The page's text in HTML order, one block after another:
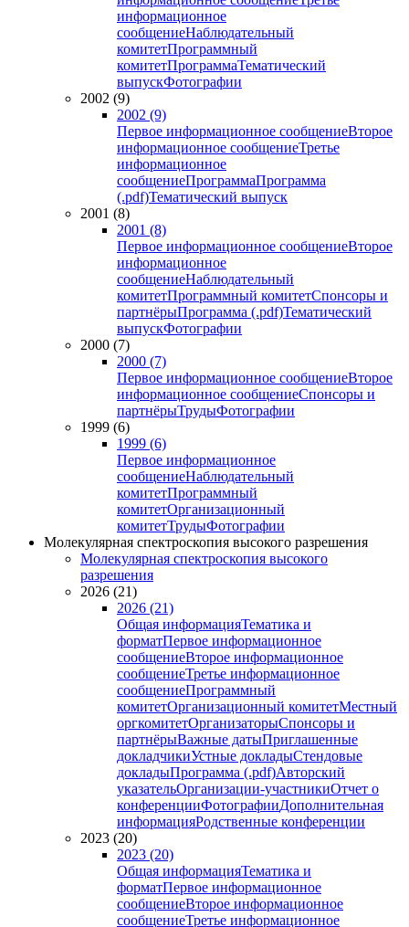
информационное
сообщениеНаблюдательный
комитетПрограммный
комитетПрограммаТематический
выпускФотографии
2002 (9)
2002 (9)
Первое информационное сообщениеВторое
информационное сообщениеТретье
информационное
сообщениеПрограммаПрограмма
(.pdf)Тематический выпуск
2001 (8)
2001 (8)
Первое информационное сообщениеВторое
информационное
сообщениеНаблюдательный
комитетПрограммный комитетСпонсоры и
партнёрыПрограмма (.pdf)Тематический
выпускФотографии
2000 (7)
2000 (7)
Первое информационное сообщениеВторое
информационное сообщениеСпонсоры и
партнёрыТрудыФотографии
1999 (6)
1999 (6)
Первое информационное
сообщениеНаблюдательный
комитетПрограммный
комитетОрганизационный
комитетТрудыФотографии
Молекулярная спектроскопия высокого разрешения
Молекулярная спектроскопия высокого
разрешения
2026 (21)
2026 (21)
Общая информацияТематика и
форматПервое информационное
сообщениеВторое информационное
сообщениеТретье информационное
сообщениеПрограммный
комитетОрганизационный комитетМестный
оргкомитетОрганизаторыСпонсоры и
партнёрыВажные датыПриглашенные
докладчикиУстные докладыСтендовые
докладыПрограмма (.pdf)Авторский
указательОрганизации-участникиОтчет о
конференцииФотографииДополнительная
информацияРодственные конференции
2023 (20)
2023 (20)
Общая информацияТематика и
форматПервое информационное
сообщениеВторое информационное
сообщениеТретье информационное